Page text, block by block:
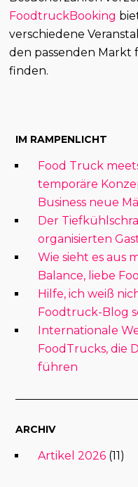
FoodtruckBooking
verschiedene
den passenden
finden.
IM RAMPENLICHT
Food Truck
temporäre
Business neue
Der
organisierten
Wie sieht es aus
Balance, liebe
Hilfe, ich weiß
Foodtruck-Blog
Internationale
FoodTrucks, die
führen
ARCHIV
Artikel 2026 (11)